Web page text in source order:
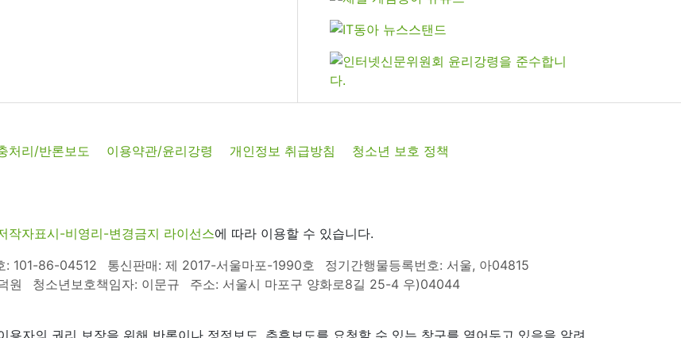
처리/반론보도 이용약관/윤리강령 개인정보 취급방침
청소년 보호 정책
자표시-비영리-변경금지 라이선스에 따라 이용할 수 있습니다.
: 101-86-04512 통신판매: 제 2017-서울마포-1990호
정기간행물등록번호: 서울, 아04815
원 청소년보호책임자: 이문규
주소: 서울시 마포구 양화로8길 25-4 우)04044
용자의 권리 보장을 위해 반론이나 정정보도, 추후보도를 요청할 수 있는 창구를 열어두고 있음을 알려